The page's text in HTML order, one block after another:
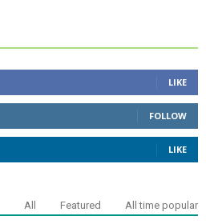
LIKE
FOLLOW
LIKE
All Featured All time popular